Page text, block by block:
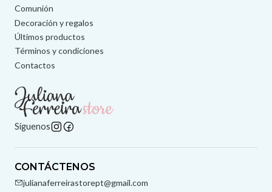
Comunión
Decoración y regalos
Últimos productos
Términos y condiciones
Contactos
Síguenos
CONTÁCTENOS
julianaferreirastorept@gmail.com